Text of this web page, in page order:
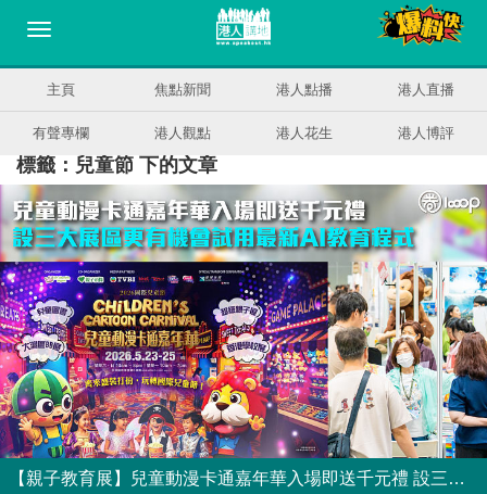
主頁 焦點新聞 港人點播 港人直播
有聲專欄 港人觀點 港人花生 港人博評
標籤：兒童節 下的文章
【親子教育展】兒童動漫卡通嘉年華入場即送千元禮 設三大展區更有機會試用最新AI教育程式